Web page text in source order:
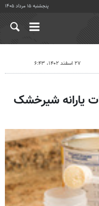
پنجشنبه ۱۵ مرداد ۱۴۰۵
۲۷ اسفند ۱۴۰۲، ۶:۴۳
یارانه شیرخشک